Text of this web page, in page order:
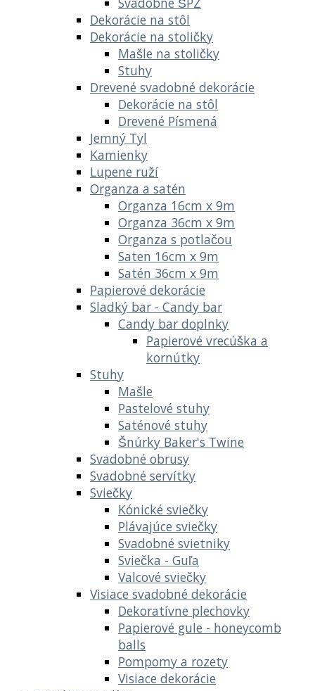
Dekorácie na stôl
Dekorácie na stoličky
Mašle na stoličky
Stuhy
Drevené svadobné dekorácie
Dekorácie na stôl
Drevené Písmená
Jemný Tyl
Kamienky
Lupene ruží
Organza a satén
Organza 16cm x 9m
Organza 36cm x 9m
Organza s potlačou
Saten 16cm x 9m
Satén 36cm x 9m
Papierové dekorácie
Sladký bar - Candy bar
Candy bar doplnky
Papierové vrecúška a
kornútky
Stuhy
Mašle
Pastelové stuhy
Saténové stuhy
Šnúrky Baker's Twine
Svadobné obrusy
Svadobné servítky
Sviečky
Kónické sviečky
Plávajúce sviečky
Svadobné svietniky
Sviečka - Guľa
Valcové sviečky
Visiace svadobné dekorácie
Dekoratívne plechovky
Papierové gule - honeycomb
balls
Pompomy a rozety
Visiace dekorácie